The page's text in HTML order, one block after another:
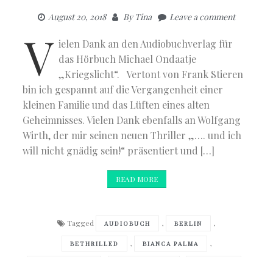
August 20, 2018 ByTina Leave a comment
V ielen Dank an den Audiobuchverlag für
das Hörbuch Michael Ondaatje
„Kriegslicht“. Vertont von Frank Stieren
bin ich gespannt auf die Vergangenheit einer
kleinen Familie und das Lüften eines alten
Geheimnisses. Vielen Dank ebenfalls an Wolfgang
Wirth, der mir seinen neuen Thriller „…. und ich
will nicht gnädig sein!“ präsentiert und […]
READ MORE
Tagged AUDIOBUCH , BERLIN ,
BETHRILLED , BIANCA PALMA ,